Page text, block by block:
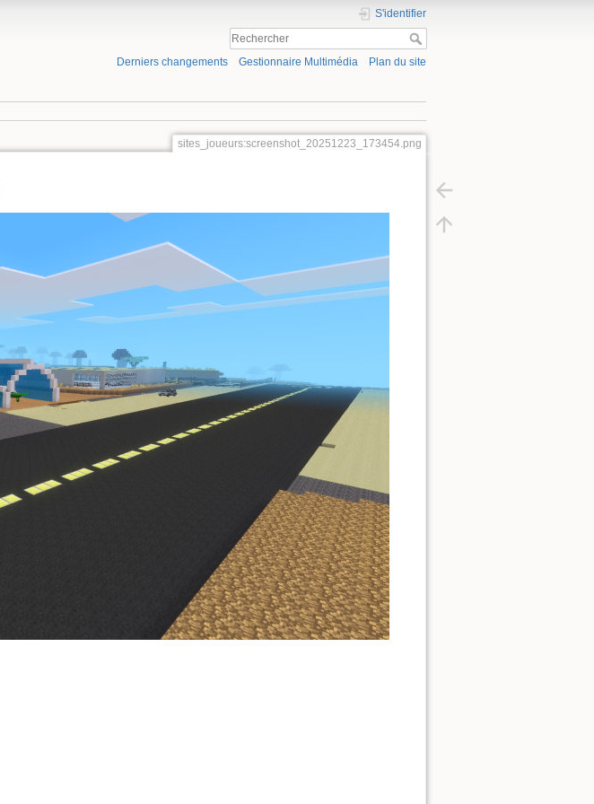
S'identifier
Derniers changements Gestionnaire Multimédia Plan du site
sites_joueurs:screenshot_20251223_173454.png